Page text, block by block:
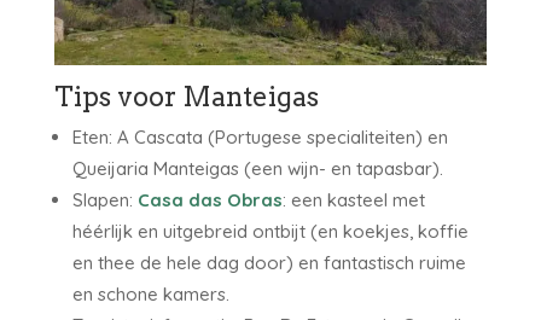
Tips voor Manteigas
Eten: A Cascata (Portugese specialiteiten) en
Queijaria Manteigas (een wijn- en tapasbar).
Slapen: Casa das Obras: een kasteel met
héérlijk en uitgebreid ontbijt (en koekjes, koffie
en thee de hele dag door) en fantastisch ruime
en schone kamers.